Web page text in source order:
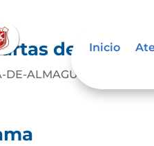
Inicio
DE-ALMAGUER-